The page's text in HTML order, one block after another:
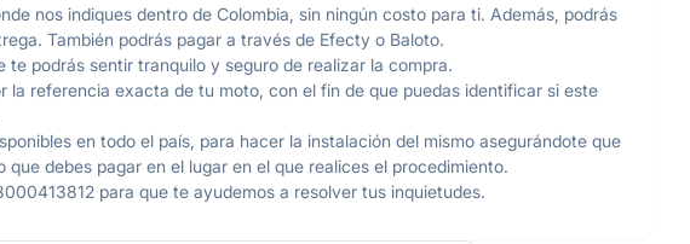
nos indiques dentro de Colombia, sin ningún costo para ti. Además, podrás
También podrás pagar a través de Efecty o Baloto.
podrás sentir tranquilo y seguro de realizar la compra.
referencia exacta de tu moto, con el fin de que puedas identificar si este
en todo el país, para hacer la instalación del mismo asegurándote que
debes pagar en el lugar en el que realices el procedimiento.
para que te ayudemos a resolver tus inquietudes.